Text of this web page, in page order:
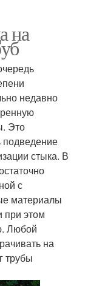
на
недавно
Это
подведение
стыка. В
с
материалы
при этом
Любой
на
трубы